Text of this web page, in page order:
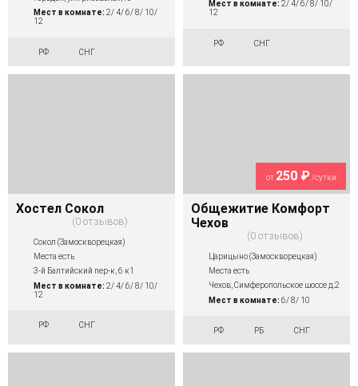
Мест в комнате: 2/ 4/ 6/ 8/ 10/
12
РФ СНГ
Мест в комнате: 2/ 4/ 6/ 8/ 10/
12
РФ СНГ
Хостел Сокол
0 отзывов
Сокол (Замоскворецкая)
Места есть
3-й Балтийский пер-к, 6 к1
Мест в комнате: 2/ 4/ 6/ 8/ 10/
12
РФ СНГ
от 250 ₽/сутки
Общежитие Комфорт
Чехов
0 отзывов
Царицыно (Замоскворецкая)
Места есть
Чехов, Симферопольское шоссе д.2
Мест в комнате: 6/ 8/ 10
РФ РБ СНГ